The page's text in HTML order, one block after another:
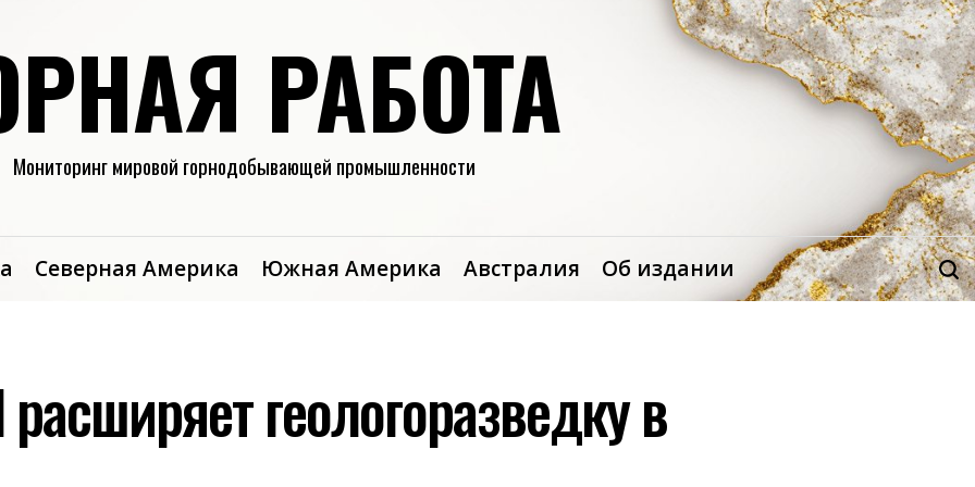
РАБОТА
Мониторинг мировой горнодобывающей промышленности
Северная Америка Южная Америка Австралия Об издании
геологоразведку в